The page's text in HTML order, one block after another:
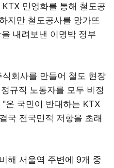
민영화를 통해 철도공
지만 철도공사를 망가뜨
내려보낸 이명박 정부
회사를 만들어 철도 현장
규직 노동자를 모두 비정
온 국민이 반대하는 KTX
국 전국민적 저항을 초래
해 서울역 주변에 9개 중